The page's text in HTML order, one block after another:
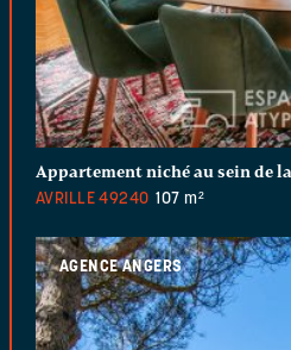
Appartement niché au sein de
AVRILLE 49240 107 m²
AGENCE ANGERS